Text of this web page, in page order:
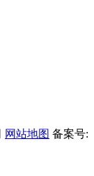
网站地图 备案号: